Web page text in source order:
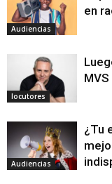
Audiencias
en
locutores
Audiencias
¿Tu